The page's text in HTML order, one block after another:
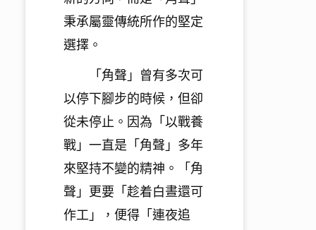
秉承屬靈傳統所作的堅定
選擇。
「角聲」曾有多次可
以停下腳步的時候，但卻
從未停止。因為「 以戰養
戰」一直是「角聲」多年
來堅持不變的精神。「角
聲」更要「 趁着白晝還可
作工」，便得「連夜追